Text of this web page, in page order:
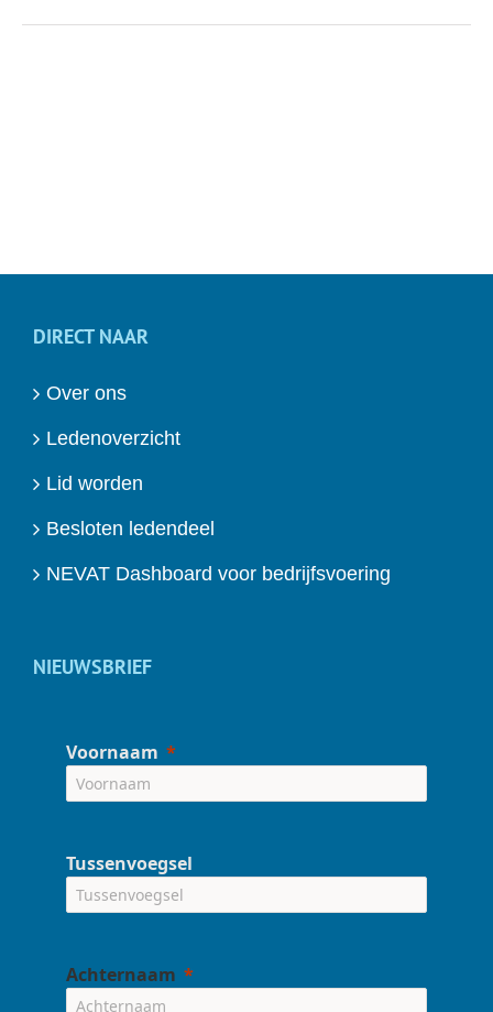
DIRECT NAAR
Over ons
Ledenoverzicht
Lid worden
Besloten ledendeel
NEVAT Dashboard voor bedrijfsvoering
NIEUWSBRIEF
Voornaam
Tussenvoegsel
Achternaam